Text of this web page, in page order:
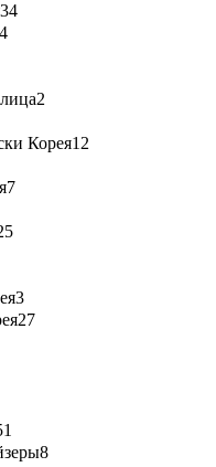
34
2
Корея12
7
3
27
8